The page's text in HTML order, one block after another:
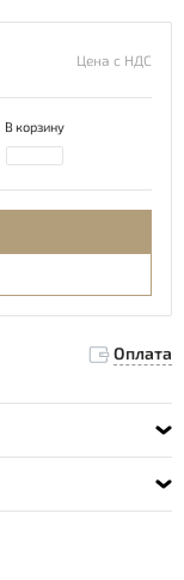
Цена с НДС
В корзину
Оплата